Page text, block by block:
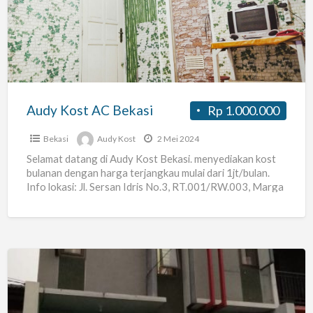
AC
Bekasi
Rp 1.000.000
Audy Kost AC Bekasi
Bekasi Audy Kost 2 Mei 2024
Selamat datang di Audy Kost Bekasi. menyediakan kost
bulanan dengan harga terjangkau mulai dari 1jt/bulan.
Info lokasi: Jl. Sersan Idris No.3, RT.001/RW.003, Marga
Kamar
Kost